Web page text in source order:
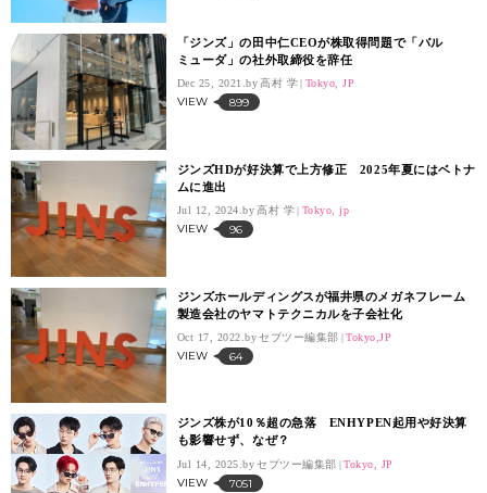
「ジンズ」の田中仁CEOが株取得問題で「バル
ミューダ」の社外取締役を辞任
Dec 25, 2021. 高村 学 Tokyo, JP
VIEW 899
ジンズHDが好決算で上方修正 2025年夏にはベトナ
ムに進出
Jul 12, 2024. 高村 学 Tokyo, jp
VIEW 96
ジンズホールディングスが福井県のメガネフレーム
製造会社のヤマトテクニカルを子会社化
Oct 17, 2022. セブツー編集部 Tokyo,JP
VIEW 64
ジンズ株が10％超の急落 ENHYPEN起用や好決算
も影響せず、なぜ？
Jul 14, 2025. セブツー編集部 Tokyo, JP
VIEW 7051